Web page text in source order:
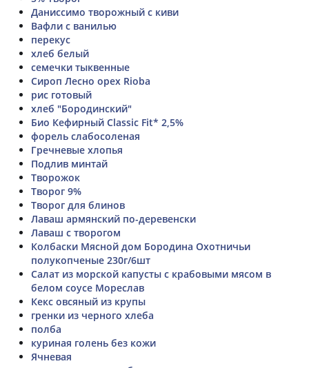
Даниссимо творожный с киви
Вафли с ванилью
перекус
хлеб белый
семечки тыквенные
Сироп Лесно орех Rioba
рис готовый
хлеб "Бородинский"
Био Кефирный Classic Fit* 2,5%
форель слабосоленая
Гречневые хлопья
Подлив минтай
Творожок
Творог 9%
Творог для блинов
Лаваш армянский по-деревенски
Лаваш с творогом
Колбаски Мясной дом Бородина Охотничьи
полукопченые 230г/6шт
Салат из морской капусты с крабовыми мясом в
белом соусе Мореслав
Кекс овсяный из крупы
гренки из черного хлеба
полба
куриная голень без кожи
Ячневая